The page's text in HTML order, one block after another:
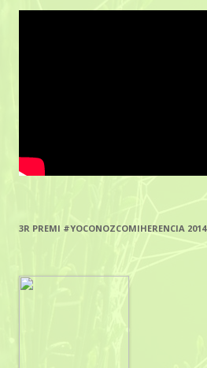
3R PREMI #YOCONOZCOMIHERENCIA 2014